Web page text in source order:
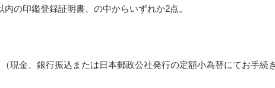
の印鑑登録証明書、の中からいずれか2点。
現金、銀行振込または日本郵政公社発行の定額小為替にてお手続